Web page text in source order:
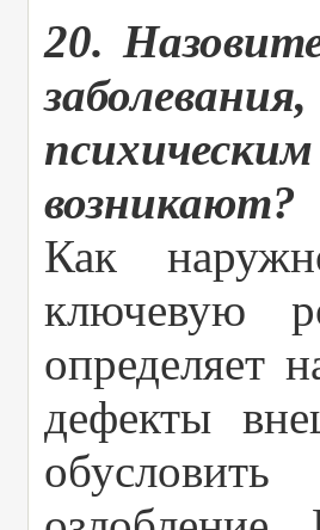
20.
возникают?
Как
ключевую
определяет
дефекты